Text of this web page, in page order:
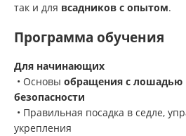
так и для всадников с опытом.
Программа обучения
Для начинающих
• Основы обращения с лошадью
безопасности
• Правильная посадка в седле,
укрепления